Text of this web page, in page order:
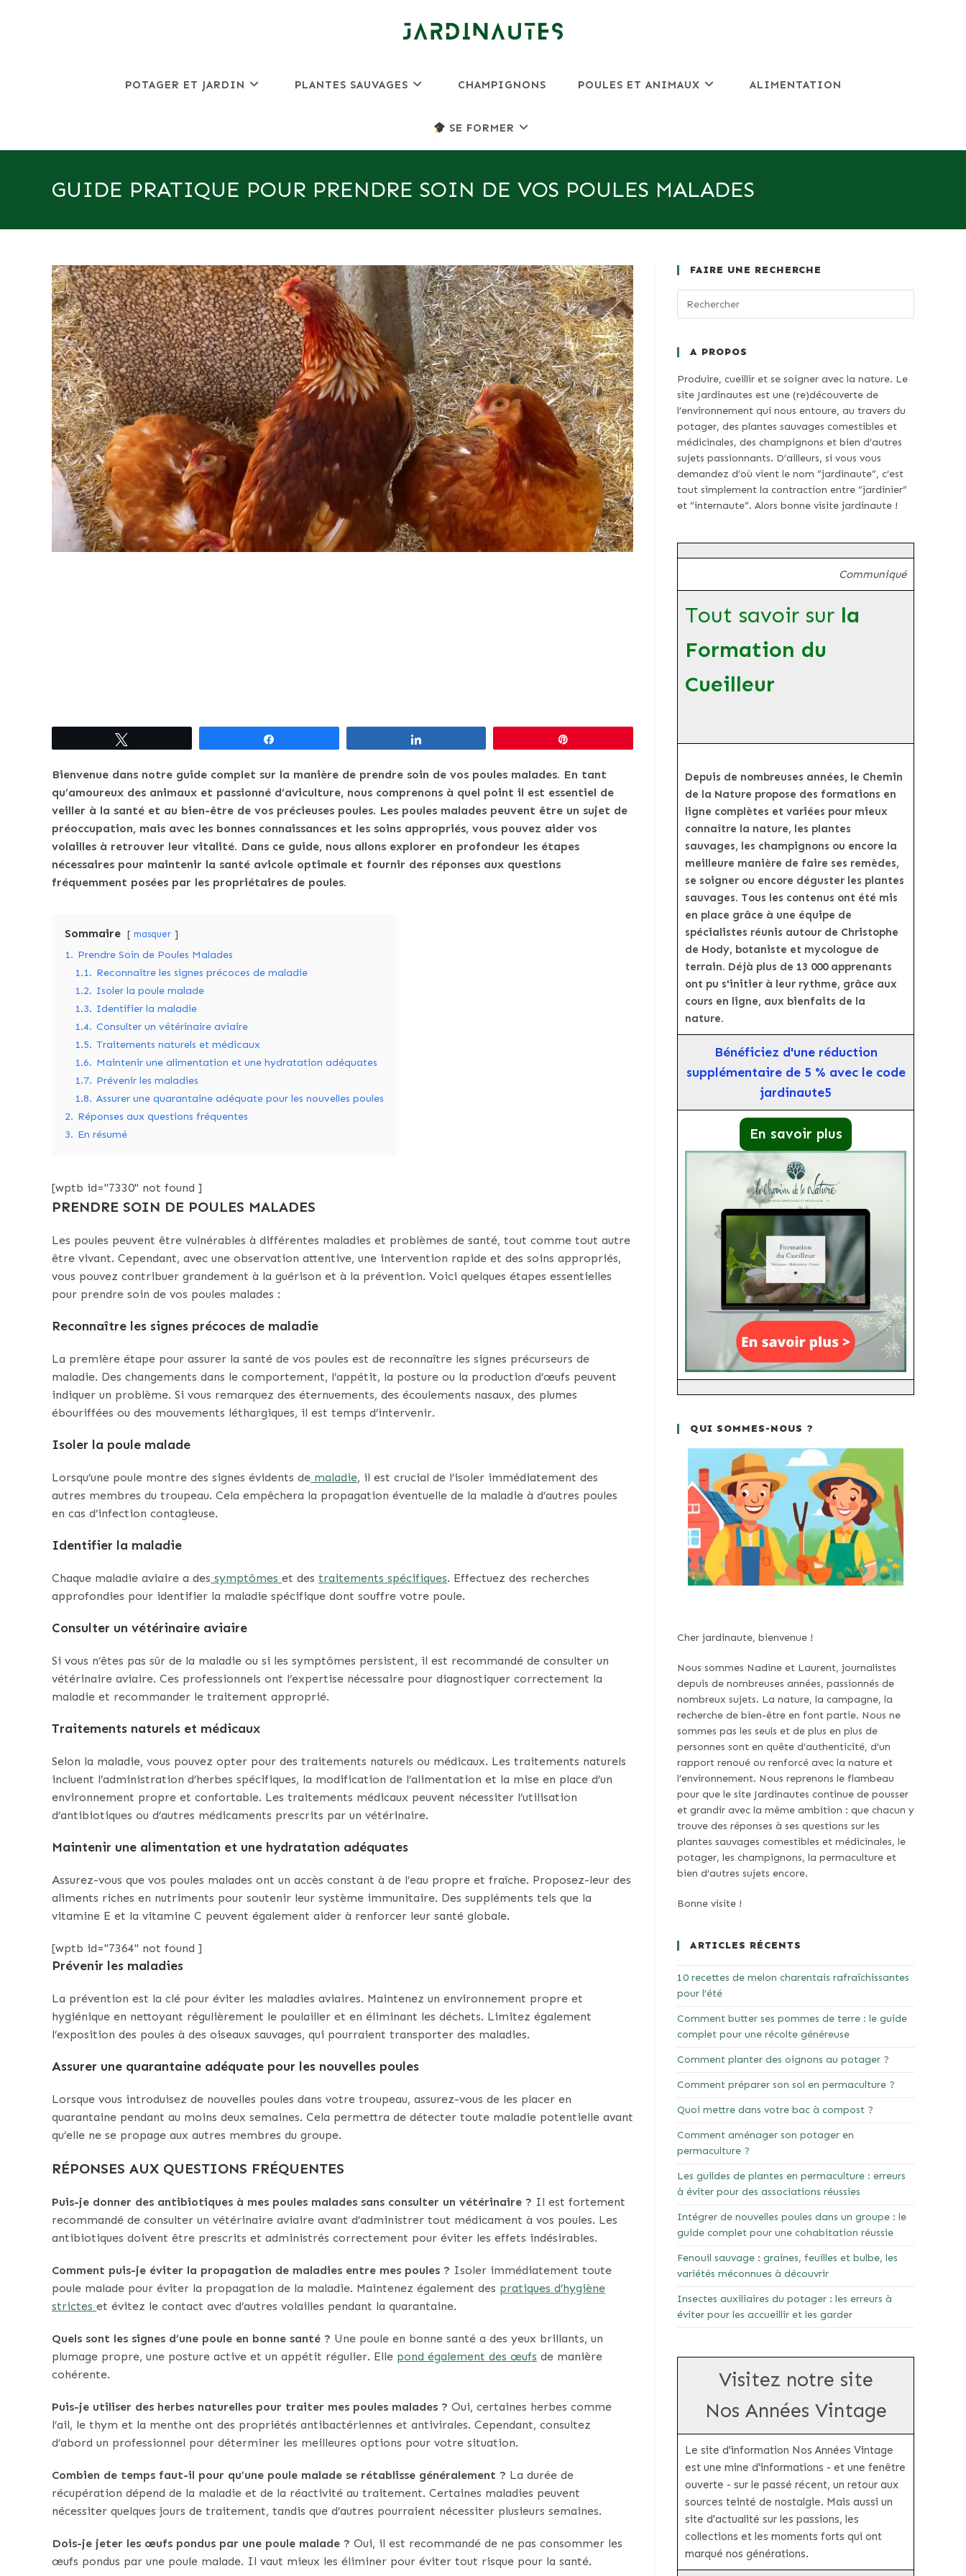
POTAGER ET JARDIN PLANTES SAUVAGES CHAMPIGNONS POULES ET ANIMAUX ALIMENTATION
SE FORMER
GUIDE PRATIQUE POUR PRENDRE SOIN DE VOS POULES MALADES
Bienvenue dans notre guide complet sur la manière de prendre soin de vos poules malades. En tant
qu’amoureux des animaux et passionné d’aviculture, nous comprenons à quel point il est essentiel de
veiller à la santé et au bien-être de vos précieuses poules. Les poules malades peuvent être un sujet de
préoccupation, mais avec les bonnes connaissances et les soins appropriés, vous pouvez aider vos
volailles à retrouver leur vitalité. Dans ce guide, nous allons explorer en profondeur les étapes
nécessaires pour maintenir la santé avicole optimale et fournir des réponses aux questions
fréquemment posées par les propriétaires de poules.
Sommaire masquer
1. Prendre Soin de Poules Malades
1.1. Reconnaître les signes précoces de maladie
1.2. Isoler la poule malade
1.3. Identifier la maladie
1.4. Consulter un vétérinaire aviaire
1.5. Traitements naturels et médicaux
1.6. Maintenir une alimentation et une hydratation adéquates
1.7. Prévenir les maladies
1.8. Assurer une quarantaine adéquate pour les nouvelles poules
2. Réponses aux questions fréquentes
3. En résumé
[wptb id="7330" not found ]
PRENDRE SOIN DE POULES MALADES
Les poules peuvent être vulnérables à différentes maladies et problèmes de santé, tout comme tout autre
être vivant. Cependant, avec une observation attentive, une intervention rapide et des soins appropriés,
vous pouvez contribuer grandement à la guérison et à la prévention. Voici quelques étapes essentielles
pour prendre soin de vos poules malades :
Reconnaître les signes précoces de maladie
La première étape pour assurer la santé de vos poules est de reconnaître les signes précurseurs de
maladie. Des changements dans le comportement, l’appétit, la posture ou la production d’œufs peuvent
indiquer un problème. Si vous remarquez des éternuements, des écoulements nasaux, des plumes
ébouriffées ou des mouvements léthargiques, il est temps d’intervenir.
Isoler la poule malade
Lorsqu’une poule montre des signes évidents de maladie, il est crucial de l’isoler immédiatement des
autres membres du troupeau. Cela empêchera la propagation éventuelle de la maladie à d’autres poules
en cas d’infection contagieuse.
Identifier la maladie
Chaque maladie aviaire a des symptômes et des traitements spécifiques. Effectuez des recherches
approfondies pour identifier la maladie spécifique dont souffre votre poule.
Consulter un vétérinaire aviaire
Si vous n’êtes pas sûr de la maladie ou si les symptômes persistent, il est recommandé de consulter un
vétérinaire aviaire. Ces professionnels ont l’expertise nécessaire pour diagnostiquer correctement la
maladie et recommander le traitement approprié.
Traitements naturels et médicaux
Selon la maladie, vous pouvez opter pour des traitements naturels ou médicaux. Les traitements naturels
incluent l’administration d’herbes spécifiques, la modification de l’alimentation et la mise en place d’un
environnement propre et confortable. Les traitements médicaux peuvent nécessiter l’utilisation
d’antibiotiques ou d’autres médicaments prescrits par un vétérinaire.
Maintenir une alimentation et une hydratation adéquates
Assurez-vous que vos poules malades ont un accès constant à de l’eau propre et fraîche. Proposez-leur des
aliments riches en nutriments pour soutenir leur système immunitaire. Des suppléments tels que la
vitamine E et la vitamine C peuvent également aider à renforcer leur santé globale.
[wptb id="7364" not found ]
Prévenir les maladies
La prévention est la clé pour éviter les maladies aviaires. Maintenez un environnement propre et
hygiénique en nettoyant régulièrement le poulailler et en éliminant les déchets. Limitez également
l’exposition des poules à des oiseaux sauvages, qui pourraient transporter des maladies.
Assurer une quarantaine adéquate pour les nouvelles poules
Lorsque vous introduisez de nouvelles poules dans votre troupeau, assurez-vous de les placer en
quarantaine pendant au moins deux semaines. Cela permettra de détecter toute maladie potentielle avant
qu’elle ne se propage aux autres membres du groupe.
RÉPONSES AUX QUESTIONS FRÉQUENTES
Puis-je donner des antibiotiques à mes poules malades sans consulter un vétérinaire ? Il est fortement
recommandé de consulter un vétérinaire aviaire avant d’administrer tout médicament à vos poules. Les
antibiotiques doivent être prescrits et administrés correctement pour éviter les effets indésirables.
Comment puis-je éviter la propagation de maladies entre mes poules ? Isoler immédiatement toute
poule malade pour éviter la propagation de la maladie. Maintenez également des pratiques d’hygiène
strictes et évitez le contact avec d’autres volailles pendant la quarantaine.
Quels sont les signes d’une poule en bonne santé ? Une poule en bonne santé a des yeux brillants, un
plumage propre, une posture active et un appétit régulier. Elle pond également des œufs de manière
cohérente.
Puis-je utiliser des herbes naturelles pour traiter mes poules malades ? Oui, certaines herbes comme
l’ail, le thym et la menthe ont des propriétés antibactériennes et antivirales. Cependant, consultez
d’abord un professionnel pour déterminer les meilleures options pour votre situation.
Combien de temps faut-il pour qu’une poule malade se rétablisse généralement ? La durée de
récupération dépend de la maladie et de la réactivité au traitement. Certaines maladies peuvent
nécessiter quelques jours de traitement, tandis que d’autres pourraient nécessiter plusieurs semaines.
Dois-je jeter les œufs pondus par une poule malade ? Oui, il est recommandé de ne pas consommer les
œufs pondus par une poule malade. Il vaut mieux les éliminer pour éviter tout risque pour la santé.
FAIRE UNE RECHERCHE
A PROPOS
Produire, cueillir et se soigner avec la nature. Le
site Jardinautes est une (re)découverte de
l’environnement qui nous entoure, au travers du
potager, des plantes sauvages comestibles et
médicinales, des champignons et bien d’autres
sujets passionnants. D’ailleurs, si vous vous
demandez d’où vient le nom “jardinaute”, c’est
tout simplement la contraction entre “jardinier”
et “internaute”. Alors bonne visite jardinaute !
Communiqué
Tout savoir sur la
Formation du
Cueilleur
Depuis de nombreuses années, le Chemin
de la Nature propose des formations en
ligne complètes et variées pour mieux
connaître la nature, les plantes
sauvages, les champignons ou encore la
meilleure manière de faire ses remèdes,
se soigner ou encore déguster les plantes
sauvages. Tous les contenus ont été mis
en place grâce à une équipe de
spécialistes réunis autour de Christophe
de Hody, botaniste et mycologue de
terrain. Déjà plus de 13 000 apprenants
ont pu s'initier à leur rythme, grâce aux
cours en ligne, aux bienfaits de la
nature.
Bénéficiez d'une réduction
supplémentaire de 5 % avec le code
jardinaute5
En savoir plus
QUI SOMMES-NOUS ?
Cher jardinaute, bienvenue !
Nous sommes Nadine et Laurent, journalistes
depuis de nombreuses années, passionnés de
nombreux sujets. La nature, la campagne, la
recherche de bien-être en font partie. Nous ne
sommes pas les seuls et de plus en plus de
personnes sont en quête d’authenticité, d’un
rapport renoué ou renforcé avec la nature et
l’environnement. Nous reprenons le flambeau
pour que le site Jardinautes continue de pousser
et grandir avec la même ambition : que chacun y
trouve des réponses à ses questions sur les
plantes sauvages comestibles et médicinales, le
potager, les champignons, la permaculture et
bien d’autres sujets encore.
Bonne visite !
ARTICLES RÉCENTS
10 recettes de melon charentais rafraîchissantes
pour l’été
Comment butter ses pommes de terre : le guide
complet pour une récolte généreuse
Comment planter des oignons au potager ?
Comment préparer son sol en permaculture ?
Quoi mettre dans votre bac à compost ?
Comment aménager son potager en
permaculture ?
Les guildes de plantes en permaculture : erreurs
à éviter pour des associations réussies
Intégrer de nouvelles poules dans un groupe : le
guide complet pour une cohabitation réussie
Fenouil sauvage : graines, feuilles et bulbe, les
variétés méconnues à découvrir
Insectes auxiliaires du potager : les erreurs à
éviter pour les accueillir et les garder
Visitez notre site
Nos Années Vintage
Le site d'information Nos Années Vintage
est une mine d'informations - et une fenêtre
ouverte - sur le passé récent, un retour aux
sources teinté de nostalgie. Mais aussi un
site d'actualité sur les passions, les
collections et les moments forts qui ont
marqué nos générations.